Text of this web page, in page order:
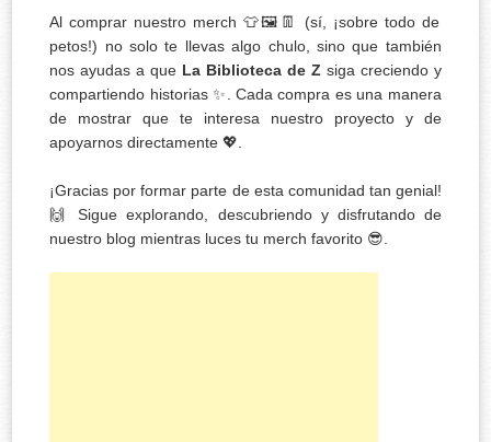
Al comprar nuestro merch 👕🖼️👖 (sí, ¡sobre todo de
petos!) no solo te llevas algo chulo, sino que también
nos ayudas a que La Biblioteca de Z siga creciendo y
compartiendo historias ✨. Cada compra es una manera
de mostrar que te interesa nuestro proyecto y de
apoyarnos directamente 💖.
¡Gracias por formar parte de esta comunidad tan genial!
🙌 Sigue explorando, descubriendo y disfrutando de
nuestro blog mientras luces tu merch favorito 😎.